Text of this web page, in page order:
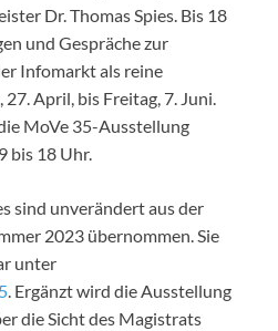
Dr. Thomas Spies. Bis 18
und Gespräche zur
Infomarkt als reine
April, bis Freitag, 7. Juni.
MoVe 35-Ausstellung
bis 18 Uhr.
sind unverändert aus der
2023 übernommen. Sie
unter
. Ergänzt wird die Ausstellung
die Sicht des Magistrats